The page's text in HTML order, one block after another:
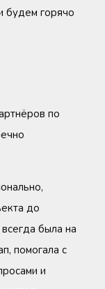
будем горячо
по
до
была на
помогала с
и